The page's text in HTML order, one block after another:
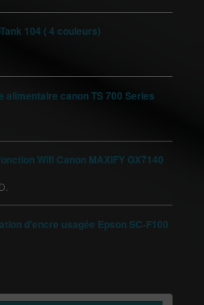
104 ( 4 couleurs)
alimentaire canon TS 700 Series
Wifi Canon MAXIFY GX7140
d'encre usagée Epson SC-F100